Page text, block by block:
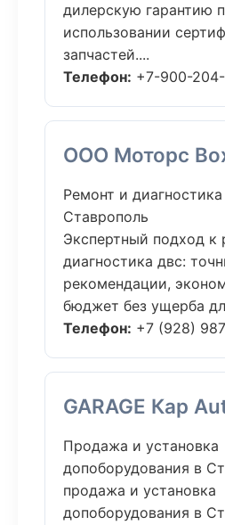
дилерскую гарантию
использовании
запчастей....
Телефон: +7-900-
ООО Моторс
Ремонт и
Ставрополь
Экспертный подход к
диагностика двс:
рекомендации,
бюджет без ущерба
Телефон: +7 (928)
GARAGE Кар
Продажа и установка
допоборудования в
продажа и установка
допоборудования в